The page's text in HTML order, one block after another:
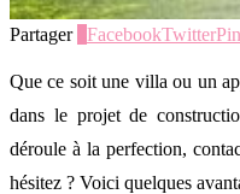
Partager FacebookTwitter
Que ce soit une villa ou un
dans le projet de
déroule à la perfection,
hésitez ? Voici quelques